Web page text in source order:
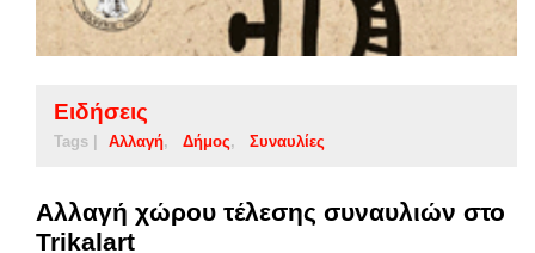
Ειδήσεις
Tags | Αλλαγή Δήμος Συναυλίες
Αλλαγή χώρου τέλεσης συναυλιών στο
Trikalart